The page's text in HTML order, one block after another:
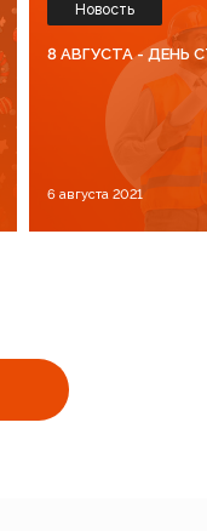
Новость
8 АВГУСТА - ДЕНЬ
6 августа 2021